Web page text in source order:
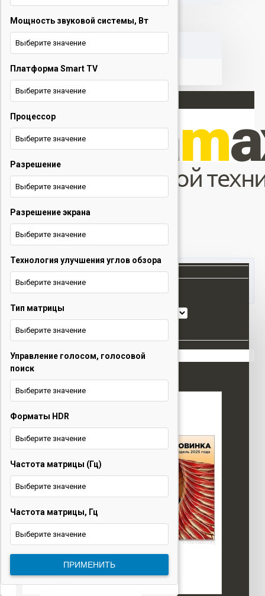
КОРЗИНА
Вход
Регистрация
+375 29 377 88 33
+375 33 673 17 31 (МТС)
Menu
Варочные панели
Домашние кинотеатры
Кухонные плиты
Оргтехника
Посудомоечные машины
Стиральные машины
Холодильники
Электротранспорт
Духовые шкафы
Товаров 0 (0 руб.)
Ваша корзина пуста!
Телевизоры
Мощность звуковой системы, Вт
Выберите значение
Платформа Smart TV
Выберите значение
Процессор
Выберите значение
Разрешение
Выберите значение
Разрешение экрана
Выберите значение
Технология улучшения углов обзора
Выберите значение
Тип матрицы
Выберите значение
Управление голосом, голосовой
поиск
Выберите значение
Форматы HDR
Выберите значение
Частота матрицы (Гц)
Выберите значение
Частота матрицы, Гц
Выберите значение
ПРИМЕНИТЬ
Сортировка:
Показать: